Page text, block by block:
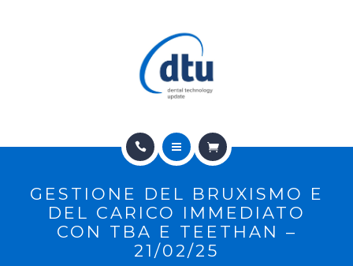
ASSISTENZA
CHI SIAMO
PRODOTTI
GESTIONE DEL BRUXISMO E
DEL CARICO IMMEDIATO
CON TBA E TEETHAN –
21/02/25